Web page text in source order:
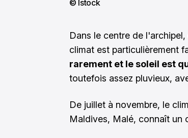
© Istock
Dans le centre de
climat est particulièrement
rarement et le soleil est
toutefois assez pluvieux,
De juillet à novembre, le
Maldives, Malé, connaît un